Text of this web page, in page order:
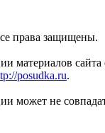
права защищены.
материалов сайта
posudka.ru.
может не